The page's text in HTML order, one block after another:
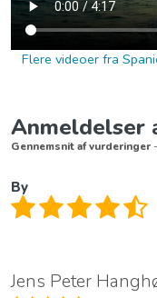
Flere videoer fra
Anmeldelser
Gennemsnit af vurderinger
By
Jens Peter